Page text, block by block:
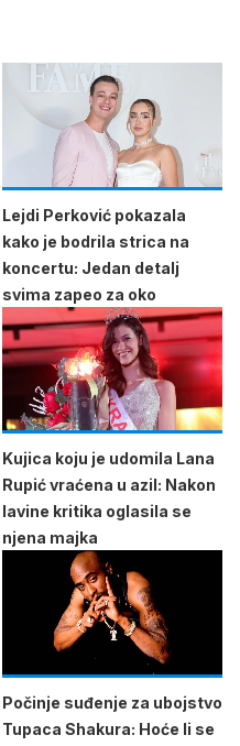
Lejdi Perković pokazala
kako je bodrila strica na
koncertu: Jedan detalj
svima zapeo za oko
Kujica koju je udomila Lana
Rupić vraćena u azil: Nakon
lavine kritika oglasila se
njena majka
Počinje suđenje za ubojstvo
Tupaca Shakura: Hoće li se